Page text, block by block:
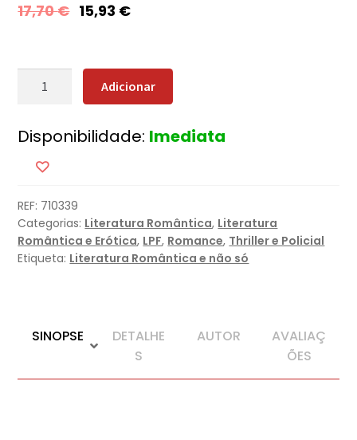
17,70€ 15,93 €
Quantidade
Mortal
Adicionar
Disponibilidade: Imediata
REF: 710339
Categorias: Literatura Romântica, Literatura
Romântica e Erótica, LPF, Romance, Thriller e Policial
Etiqueta: Literatura Romântica e não só
SINOPSE
DETALHE
S
AUTOR
AVALIAÇ
ÕES